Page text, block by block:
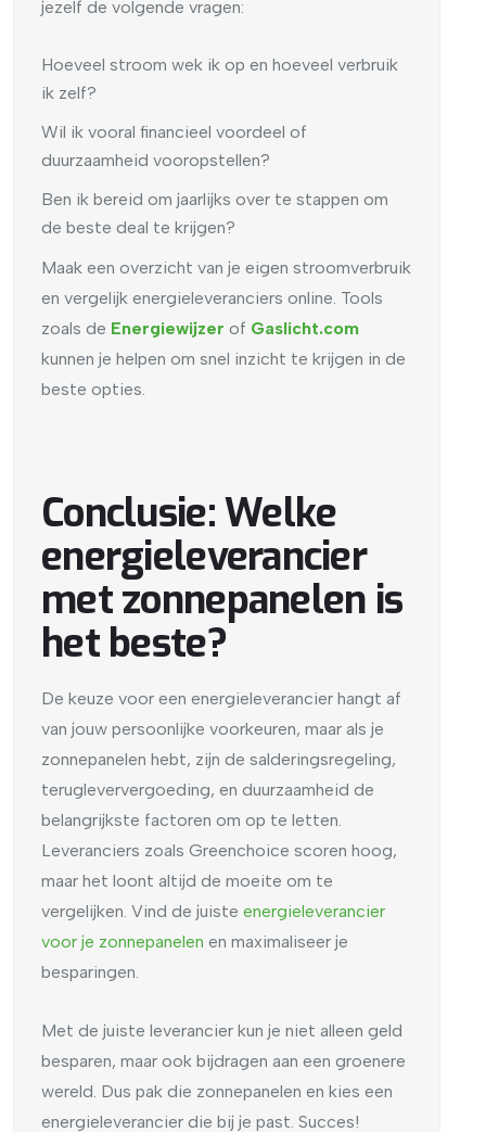
jezelf de volgende vragen:
Hoeveel stroom wek ik op en hoeveel verbruik
ik zelf?
Wil ik vooral financieel voordeel of
duurzaamheid vooropstellen?
Ben ik bereid om jaarlijks over te stappen om
de beste deal te krijgen?
Maak een overzicht van je eigen stroomverbruik
en vergelijk energieleveranciers online. Tools
zoals de Energiewijzer of Gaslicht.com
kunnen je helpen om snel inzicht te krijgen in de
beste opties.
Conclusie: Welke
energieleverancier
met zonnepanelen is
het beste?
De keuze voor een energieleverancier hangt af
van jouw persoonlijke voorkeuren, maar als je
zonnepanelen hebt, zijn de salderingsregeling,
terugleververgoeding, en duurzaamheid de
belangrijkste factoren om op te letten.
Leveranciers zoals Greenchoice scoren hoog,
maar het loont altijd de moeite om te
vergelijken. Vind de juiste energieleverancier
voor je zonnepanelen en maximaliseer je
besparingen.
Met de juiste leverancier kun je niet alleen geld
besparen, maar ook bijdragen aan een groenere
wereld. Dus pak die zonnepanelen en kies een
energieleverancier die bij je past. Succes!